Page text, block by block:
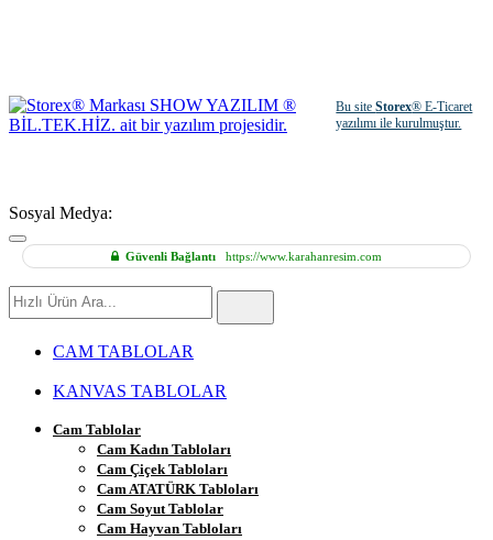
Bu siteStorex® E-Ticaret
yazılımı ile kurulmuştur.
Sosyal Medya:
Güvenli Bağlantı https://www.karahanresim.com
Hızlı
Ürün
CAM TABLOLAR
KANVAS TABLOLAR
Cam Tablolar
Cam Kadın Tabloları
Cam Çiçek Tabloları
Cam ATATÜRK Tabloları
Cam Soyut Tablolar
Cam Hayvan Tabloları